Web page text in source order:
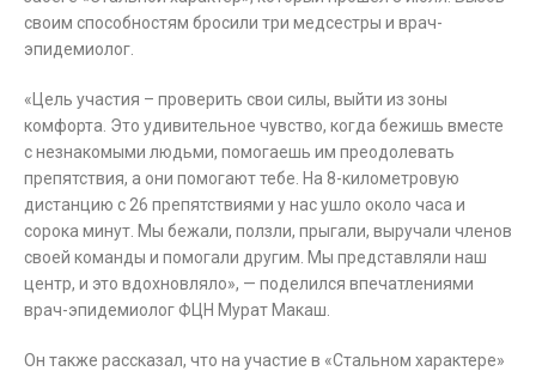
своим способностям бросили три медсестры и врач-
эпидемиолог.
«Цель участия – проверить свои силы, выйти из зоны
комфорта. Это удивительное чувство, когда бежишь вместе
с незнакомыми людьми, помогаешь им преодолевать
препятствия, а они помогают тебе. На 8-километровую
дистанцию с 26 препятствиями у нас ушло около часа и
сорока минут. Мы бежали, ползли, прыгали, выручали членов
своей команды и помогали другим. Мы представляли наш
центр, и это вдохновляло», — поделился впечатлениями
врач-эпидемиолог ФЦН Мурат Макаш.
Он также рассказал, что на участие в «Стальном характере»